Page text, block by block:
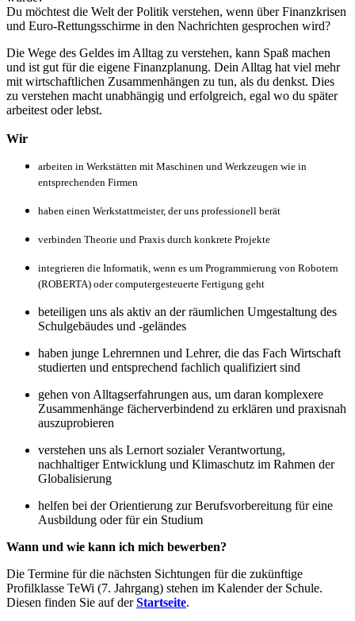
Du möchtest die Welt der Politik verstehen, wenn über Finanzkrisen
und Euro-Rettungsschirme in den Nachrichten gesprochen wird?
Die Wege des Geldes im Alltag zu verstehen, kann Spaß machen
und ist gut für die eigene Finanzplanung. Dein Alltag hat viel mehr
mit wirtschaftlichen Zusammenhängen zu tun, als du denkst. Dies
zu verstehen macht unabhängig und erfolgreich, egal wo du später
arbeitest oder lebst.
Wir
arbeiten in Werkstätten mit Maschinen und Werkzeugen wie in
entsprechenden Firmen
haben einen Werkstattmeister, der uns professionell berät
verbinden Theorie und Praxis durch konkrete Projekte
integrieren die Informatik, wenn es um Programmierung von Robotern
(ROBERTA) oder computergesteuerte Fertigung geht
beteiligen uns als aktiv an der räumlichen Umgestaltung des
Schulgebäudes und -geländes
haben junge Lehrernnen und Lehrer, die das Fach Wirtschaft
studierten und entsprechend fachlich qualifiziert sind
gehen von Alltagserfahrungen aus, um daran komplexere
Zusammenhänge fächerverbindend zu erklären und praxisnah
auszuprobieren
verstehen uns als Lernort sozialer Verantwortung,
nachhaltiger Entwicklung und Klimaschutz im Rahmen der
Globalisierung
helfen bei der Orientierung zur Berufsvorbereitung für eine
Ausbildung oder für ein Studium
Wann und wie kann ich mich bewerben?
Die Termine für die nächsten Sichtungen für die zukünftige
Profilklasse TeWi (7. Jahrgang) stehen im Kalender der Schule.
Diesen finden Sie auf derStartseite.